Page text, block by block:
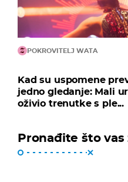
POKROVITELJ WATA
Kad su uspomene
jedno gledanje: Mali
oživio trenutke s ple...
Pronađite što vas